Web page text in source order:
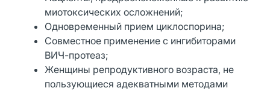
миотоксических осложнений;
Одновременный прием циклоспорина;
Совместное применение с ингибиторами
ВИЧ-протеаз;
Женщины репродуктивного возраста, не
пользующиеся адекватными методами